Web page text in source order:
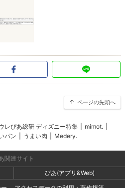
ページの先頭へ
レぴあ総研 ディズニー特集 mimot.
パン うまい肉 Medery.
関連サイト
ぴあ(アプリ&Web)